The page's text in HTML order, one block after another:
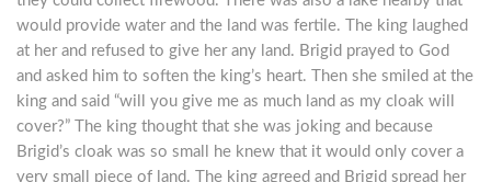
would provide water and the land was fertile. The king laughed
at her and refused to give her any land. Brigid prayed to God
and asked him to soften the king’s heart. Then she smiled at the
king and said “will you give me as much land as my cloak will
cover?” The king thought that she was joking and because
Brigid’s cloak was so small he knew that it would only cover a
very small piece of land. The king agreed and Brigid spread her